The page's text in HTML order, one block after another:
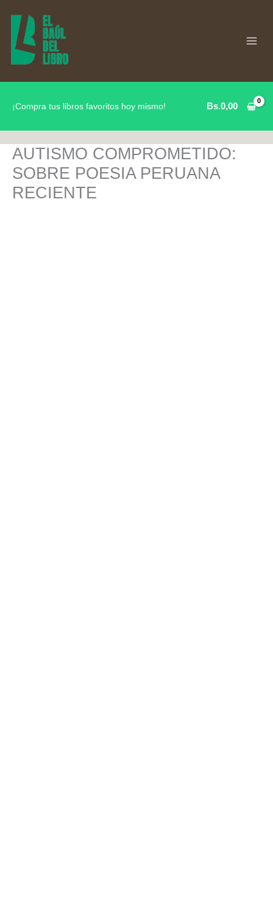
contenido
¡Compra tus libros favoritos hoy mismo! Bs.0,00
AUTISMO COMPROMETIDO:
SOBRE POESIA PERUANA
RECIENTE